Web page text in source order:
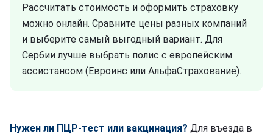
Рассчитать стоимость и оформить страховку
можно онлайн. Сравните цены разных компаний
и выберите самый выгодный вариант. Для
Сербии лучше выбрать полис с европейским
ассистансом (Евроинс или АльфаСтрахование).
Нужен ли ПЦР-тест или вакцинация? Для въезда в